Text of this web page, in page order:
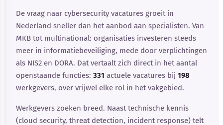
De vraag naar cybersecurity vacatures groeit in
Nederland sneller dan het aanbod aan specialisten. Van
MKB tot multinational: organisaties investeren steeds
meer in informatiebeveiliging, mede door verplichtingen
als NIS2 en DORA. Dat vertaalt zich direct in het aantal
openstaande functies: 331 actuele vacatures bij 198
werkgevers, over vrijwel elke rol in het vakgebied.
Werkgevers zoeken breed. Naast technische kennis
(cloud security, threat detection, incident response) telt